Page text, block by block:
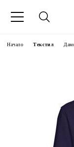
Начало Текстил